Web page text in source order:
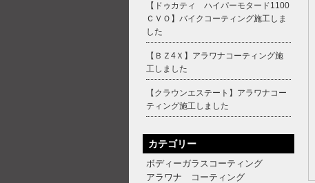
【ドゥカティ ハイパーモタード1100
ＣＶＯ】バイクコーティング施工しま
した
【ＢＺ4Ｘ】アラワナコーティング施
工しました
【クラウンエステート】アラワナコー
ティング施工しました
カテゴリー
ボディーガラスコーティング
アラワナ コーティング